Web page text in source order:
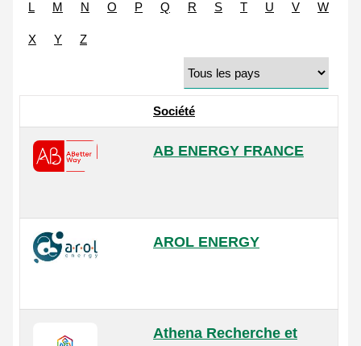
L M N O P Q R S T U V W
X Y Z
Société
AB ENERGY FRANCE
AROL ENERGY
Athena Recherche et